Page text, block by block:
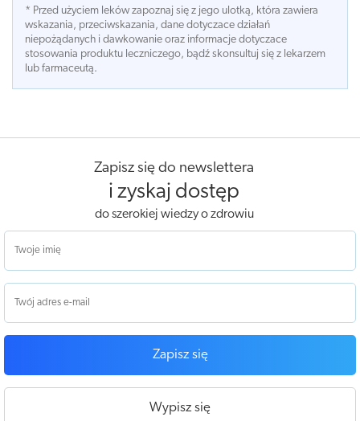
* Przed użyciem leków zapoznaj się z jego ulotką, która zawiera
wskazania, przeciwskazania, dane dotyczace działań
niepożądanych i dawkowanie oraz informacje dotyczace
stosowania produktu leczniczego, bądź skonsultuj się z lekarzem
lub farmaceutą.
Zapisz się do newslettera
i zyskaj dostęp
do szerokiej wiedzy o zdrowiu
Zapisz się
Wypisz się